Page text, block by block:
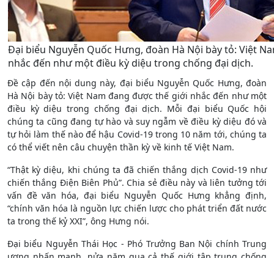
Đại biểu Nguyễn Quốc Hưng, đoàn Hà Nội bày tỏ: Việt
nhắc đến như một điều kỳ diệu trong chống đại dịch.
Đề cập đến nội dung này, đại biểu Nguyễn Quốc Hưng, đoàn
Hà Nội bày tỏ: Việt Nam đang được thế giới nhắc đến như một
điều kỳ diệu trong chống đại dịch. Mỗi đại biểu Quốc hội
chúng ta cũng đang tự hào và suy ngẫm về điều kỳ diệu đó và
tự hỏi làm thế nào để hậu Covid-19 trong 10 năm tới, chúng ta
có thể viết nên câu chuyện thần kỳ về kinh tế Việt Nam.
“Thật kỳ diệu, khi chúng ta đã chiến thắng dịch Covid-19 như
chiến thắng Điện Biên Phủ”. Chia sẻ điều này và liên tưởng tới
vấn đề văn hóa, đại biểu Nguyễn Quốc Hưng khẳng định,
“chính văn hóa là nguồn lực chiến lược cho phát triển đất nước
ta trong thế kỷ XXI”, ông Hưng nói.
Đại biểu Nguyễn Thái Học - Phó Trưởng Ban Nội chính Trung